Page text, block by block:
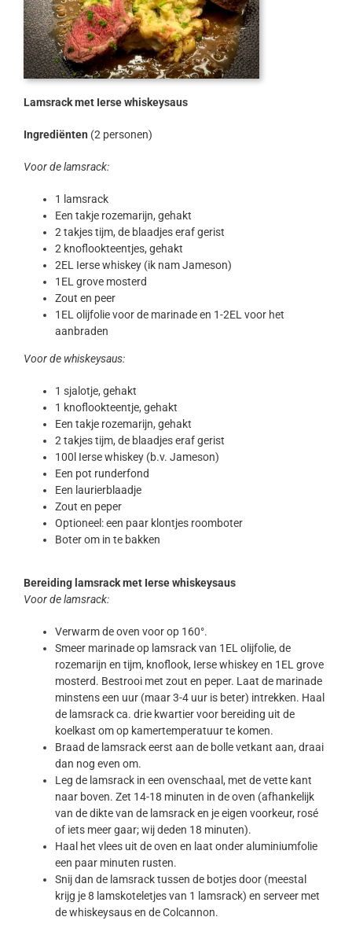
Lamsrack met Ierse whiskeysaus
Ingrediënten (2 personen)
Voor de lamsrack:
1 lamsrack
Een takje rozemarijn, gehakt
2 takjes tijm, de blaadjes eraf gerist
2 knoflookteentjes, gehakt
2EL Ierse whiskey (ik nam Jameson)
1EL grove mosterd
Zout en peer
1EL olijfolie voor de marinade en 1-2EL voor het
aanbraden
Voor de whiskeysaus:
1 sjalotje, gehakt
1 knoflookteentje, gehakt
Een takje rozemarijn, gehakt
2 takjes tijm, de blaadjes eraf gerist
100l Ierse whiskey (b.v. Jameson)
Een pot runderfond
Een laurierblaadje
Zout en peper
Optioneel: een paar klontjes roomboter
Boter om in te bakken
Bereiding lamsrack met Ierse whiskeysaus
Voor de lamsrack:
Verwarm de oven voor op 160°.
Smeer marinade op lamsrack van 1EL olijfolie, de
rozemarijn en tijm, knoflook, Ierse whiskey en 1EL grove
mosterd. Bestrooi met zout en peper. Laat de marinade
minstens een uur (maar 3-4 uur is beter) intrekken. Haal
de lamsrack ca. drie kwartier voor bereiding uit de
koelkast om op kamertemperatuur te komen.
Braad de lamsrack eerst aan de bolle vetkant aan, draai
dan nog even om.
Leg de lamsrack in een ovenschaal, met de vette kant
naar boven. Zet 14-18 minuten in de oven (afhankelijk
van de dikte van de lamsrack en je eigen voorkeur, rosé
of iets meer gaar; wij deden 18 minuten).
Haal het vlees uit de oven en laat onder aluminiumfolie
een paar minuten rusten.
Snij dan de lamsrack tussen de botjes door (meestal
krijg je 8 lamskoteletjes van 1 lamsrack) en serveer met
de whiskeysaus en de Colcannon.